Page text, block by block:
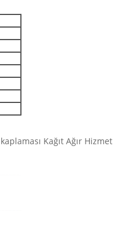
Kağıt Ağır Hizmet